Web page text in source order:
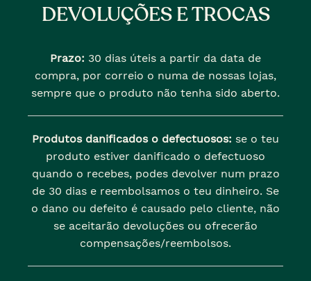
DEVOLUÇÕES E TROCAS
Prazo: 30 dias úteis a partir da data de
compra, por correio o numa de nossas lojas,
sempre que o produto não tenha sido aberto.
Produtos danificados o defectuosos: se o teu
produto estiver danificado o defectuoso
quando o recebes, podes devolver num prazo
de 30 dias e reembolsamos o teu dinheiro. Se
o dano ou defeito é causado pelo cliente, não
se aceitarão devoluções ou ofrecerão
compensações/reembolsos.